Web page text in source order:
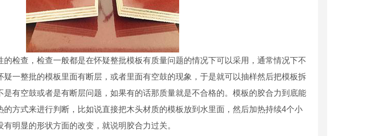
的检查，检查一般都是在怀疑整批模板有质量问题的情况下可以采用，通常情况下不
一整批的模板里面有断层，或者里面有空鼓的现象，于是就可以抽样然后把模板拆
有空鼓或者是有断层问题，如果有的话那质量就是不合格的。模板的胶合力到底能
方式来进行判断，比如说直接把木头材质的模板放到水里面，然后加热持续4个小
明显的形状方面的改变，就说明胶合力过关。